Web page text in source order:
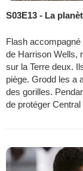
S03E13 - La
Flash
de Harrison Wells,
sur la Terre deux.
piège. Grodd les a
des gorilles.
de protéger Central